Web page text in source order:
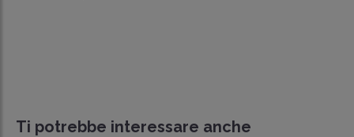
Ti potrebbe interessare anche